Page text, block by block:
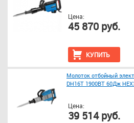
КУПИТЬ
Цена:
45 870 руб.
Молоток отбойный
DH16T 1900ВТ 60Дж
Цена:
39 514 руб.